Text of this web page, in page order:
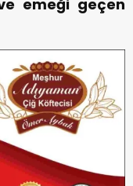
emeği geçen